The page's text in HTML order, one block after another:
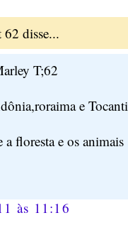
disse...
T;62
e
a floresta e os
às 11:16